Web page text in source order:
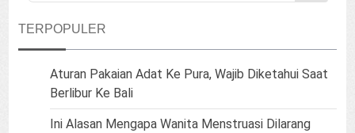
TERPOPULER
Aturan Pakaian Adat Ke Pura, Wajib Diketahui Saat
Berlibur Ke Bali
Ini Alasan Mengapa Wanita Menstruasi Dilarang